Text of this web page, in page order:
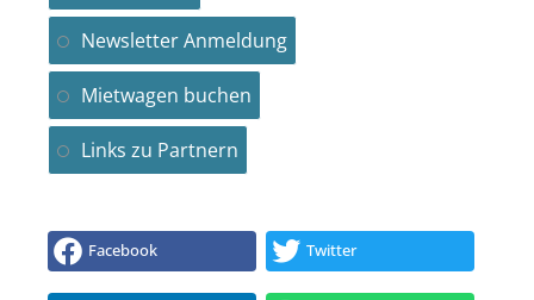
Newsletter Anmeldung
Mietwagen buchen
Links zu Partnern
Facebook Twitter